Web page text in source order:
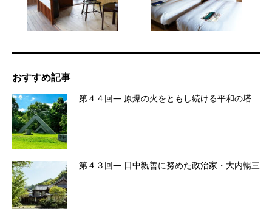
おすすめ記事
第４４回― 原爆の火をともし続ける平和の塔
第４３回― 日中親善に努めた政治家・大内暢三